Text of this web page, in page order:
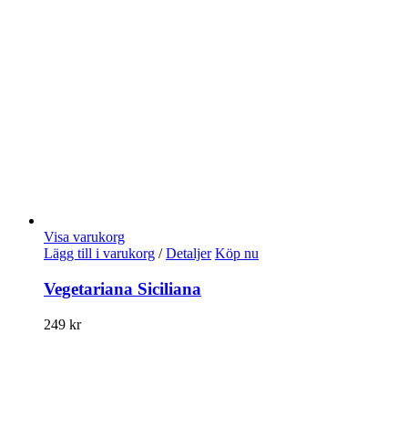
Visa varukorg
Lägg till i varukorg / Detaljer Köp nu
Vegetariana Siciliana
249 kr